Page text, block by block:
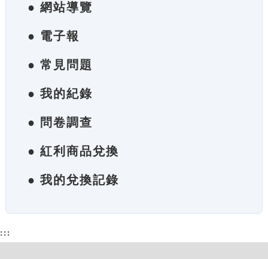
● 網站導覽
● 電子報
● 常見問題
● 我的紀錄
● 問卷調查
● 紅利商品兌換
● 我的兌換記錄
:::